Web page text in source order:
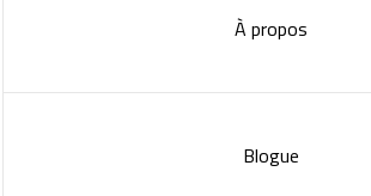
À propos
Blogue